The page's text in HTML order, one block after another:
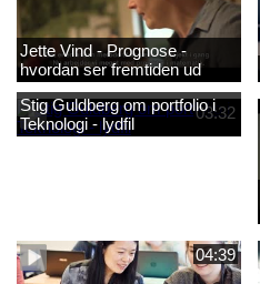
Jette Vind - Prognose -
hvordan ser fremtiden ud
03:32
Stig Guldberg om portfolio i
Teknologi - lydfil
04:39